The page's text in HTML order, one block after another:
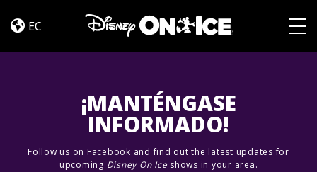
In!EC
¡MANTÉNGASE
INFORMADO!
Follow us on Facebook and find out the latest updates for
upcoming Disney On Iceshows in your area.